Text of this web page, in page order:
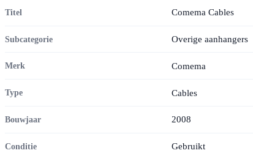
Titel Comema Cables
Subcategorie Overige aanhangers
Merk Comema
Type Cables
Bouwjaar 2008
Conditie
Gebruikt